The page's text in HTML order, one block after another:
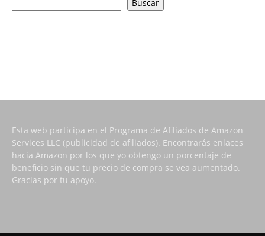
Buscar
Esta web participa en el Programa de Afiliados de Amazon
Services LLC (publicidad de afiliados). Encontrarás enlaces
hacia Amazon por los que yo obtengo un porcentaje de
beneficio sin que tu precio de compra se vea aumentado.
Gracias por tu apoyo.